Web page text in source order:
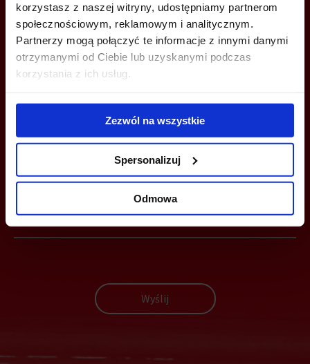
korzystasz z naszej witryny, udostępniamy partnerom
społecznościowym, reklamowym i analitycznym.
Partnerzy mogą połączyć te informacje z innymi danymi
otrzymanymi od Ciebie lub uzyskanymi podczas
korzystania z ich usług.
Zezwól na wszystkie
Spersonalizuj
Odmowa
ZADZWOŃ I DOWIEDZ SIĘ WIĘCEJ
+48 12 294 94 30
krakow@bazabiur.pl
MOŻESZ TEŻ ZOSTAWIĆ SWÓJ NUMER, A MY SKONTAKTUJEMY SIĘ
Z TOBĄ
Wyślij